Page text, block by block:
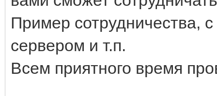
Пример сотрудничества,
сервером и т.п.
Всем приятного время